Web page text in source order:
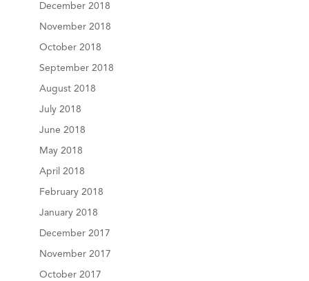
December 2018
November 2018
October 2018
September 2018
August 2018
July 2018
June 2018
May 2018
April 2018
February 2018
January 2018
December 2017
November 2017
October 2017